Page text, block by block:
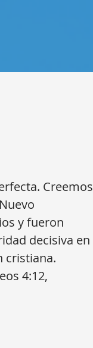
Creemos
y fueron
decisiva en
cristiana.
4:12,